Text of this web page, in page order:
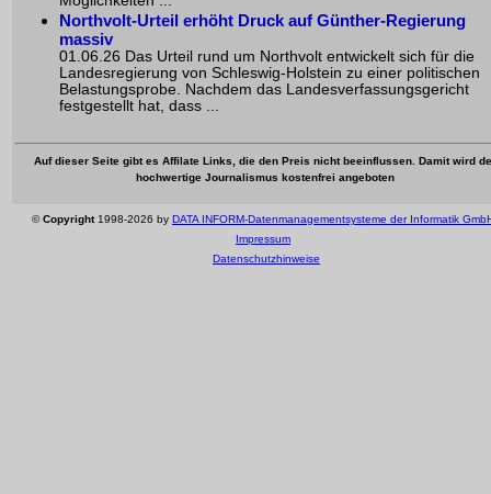
Northvolt-Urteil erhöht Druck auf Günther-Regierung
massiv
01.06.26 Das Urteil rund um Northvolt entwickelt sich für die
Landesregierung von Schleswig-Holstein zu einer politischen
Belastungsprobe. Nachdem das Landesverfassungsgericht
festgestellt hat, dass ...
Auf dieser Seite gibt es Affilate Links, die den Preis nicht beeinflussen. Damit wird
hochwertige Journalismus kostenfrei angeboten
©Copyright1998-2026 by DATA INFORM-Datenmanagementsysteme der Informatik
Impressum
Datenschutzhinweise